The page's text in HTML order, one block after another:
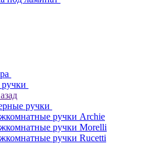
ручки
ручки Archie
ручки Morelli
ручки Rucetti